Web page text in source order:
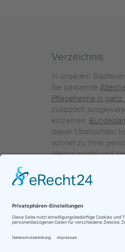
Verzeichnis
In unserem
Sie passende
Pflegeheime in ganz
zusätzlich
einzelnen
dieser Übersichten
schnell zu Ihrer
Heimauswahl und
einzelnen Häuser
vornehmen.